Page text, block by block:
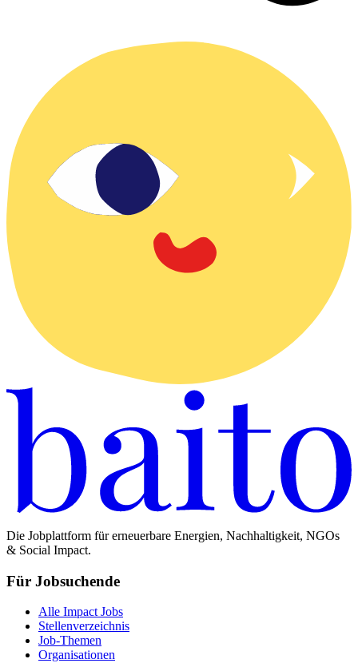
Die Jobplattform für erneuerbare Energien, Nachhaltigkeit, NGOs
& Social Impact.
Für Jobsuchende
Alle Impact Jobs
Stellenverzeichnis
Job-Themen
Organisationen